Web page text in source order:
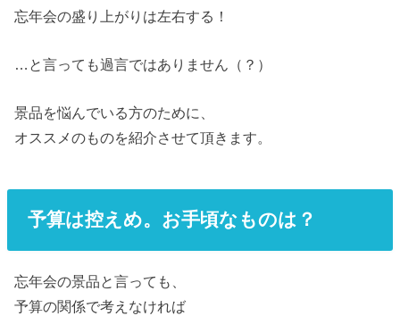
忘年会の盛り上がりは左右する！
…と言っても過言ではありません（？）
景品を悩んでいる方のために、
オススメのものを紹介させて頂きます。
予算は控えめ。お手頃なものは？
忘年会の景品と言っても、
予算の関係で考えなければ